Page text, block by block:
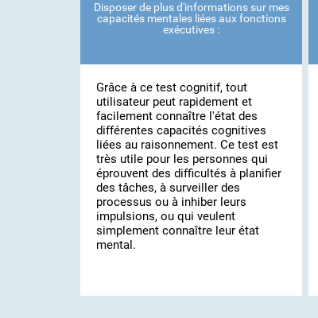
Disposer de plus d'informations sur mes
capacités mentales liées aux fonctions
exécutives :
Grâce à ce test cognitif, tout
utilisateur peut rapidement et
facilement connaître l'état des
différentes capacités cognitives
liées au raisonnement. Ce test est
très utile pour les personnes qui
éprouvent des difficultés à planifier
des tâches, à surveiller des
processus ou à inhiber leurs
impulsions, ou qui veulent
simplement connaître leur état
mental.